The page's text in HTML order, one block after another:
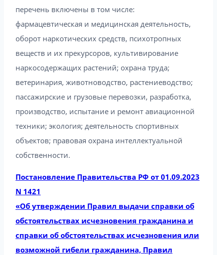
перечень включены в том числе:
фармацевтическая и медицинская деятельность,
оборот наркотических средств, психотропных
веществ и их прекурсоров, культивирование
наркосодержащих растений; охрана труда;
ветеринария, животноводство, растениеводство;
пассажирские и грузовые перевозки, разработка,
производство, испытание и ремонт авиационной
техники; экология; деятельность спортивных
объектов; правовая охрана интеллектуальной
собственности.
Постановление Правительства РФ от 01.09.2023
N 1421
«Об утверждении Правил выдачи справки об
обстоятельствах исчезновения гражданина и
справки об обстоятельствах исчезновения или
возможной гибели гражданина, Правил